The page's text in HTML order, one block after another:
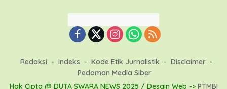
Redaksi Indeks Kode Etik Jurnalistik
Disclaimer
Pedoman Media Siber
Hak Cipta @ DUTA SWARA NEWS 2025 / Desain Web -> PTMBI